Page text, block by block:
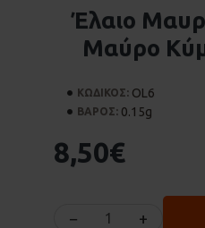
Έλαιο
Μαύρο
8,50€
ΚΩΔΙΚΟΣ: OL6
ΒΑΡΟΣ: 0.15g
− +